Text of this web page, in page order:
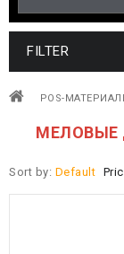
FILTER
POS-
МЕЛОВЫЕ
Sort by: Default